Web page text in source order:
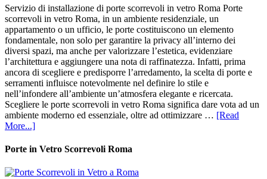
Servizio di installazione di porte scorrevoli in vetro Roma Porte
scorrevoli in vetro Roma, in un ambiente residenziale, un
appartamento o un ufficio, le porte costituiscono un elemento
fondamentale, non solo per garantire la privacy all’interno dei
diversi spazi, ma anche per valorizzare l’estetica, evidenziare
l’architettura e aggiungere una nota di raffinatezza. Infatti, prima
ancora di scegliere e predisporre l’arredamento, la scelta di porte e
serramenti influisce notevolmente nel definire lo stile e
nell’infondere all’ambiente un’atmosfera elegante e ricercata.
Scegliere le porte scorrevoli in vetro Roma significa dare vota ad un
ambiente moderno ed essenziale, oltre ad ottimizzare … [Read
More...]
Porte in Vetro Scorrevoli Roma